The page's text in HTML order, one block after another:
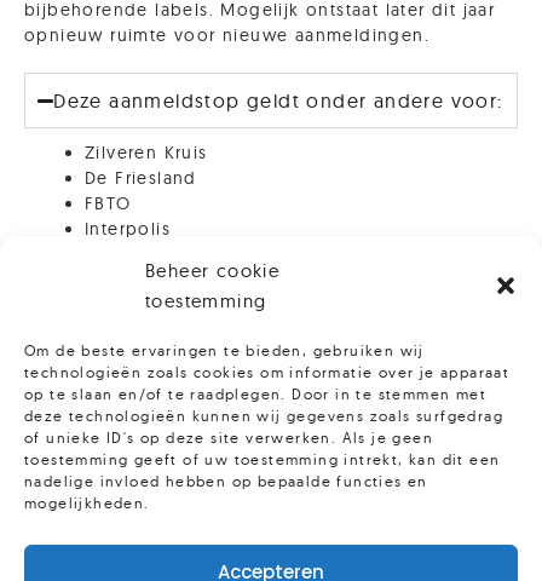
Beheer cookie
toestemming
Om de beste ervaringen te bieden, gebruiken wij
technologieën zoals cookies om informatie over je apparaat
op te slaan en/of te raadplegen. Door in te stemmen met
deze technologieën kunnen wij gegevens zoals surfgedrag
of unieke ID's op deze site verwerken. Als je geen
toestemming geeft of uw toestemming intrekt, kan dit een
nadelige invloed hebben op bepaalde functies en
mogelijkheden.
Accepteren
Terug naar hoofdpagina
bijbehorende labels. Mogelijk ontstaat later dit jaar
opnieuw ruimte voor nieuwe aanmeldingen.
Deze aanmeldstop geldt onder andere voor:
Zilveren Kruis
De Friesland
FBTO
Interpolis
De christelijke zorgverzekeraar (voorheen Pro
Anderzorg
Vink Vink
Meer informatie